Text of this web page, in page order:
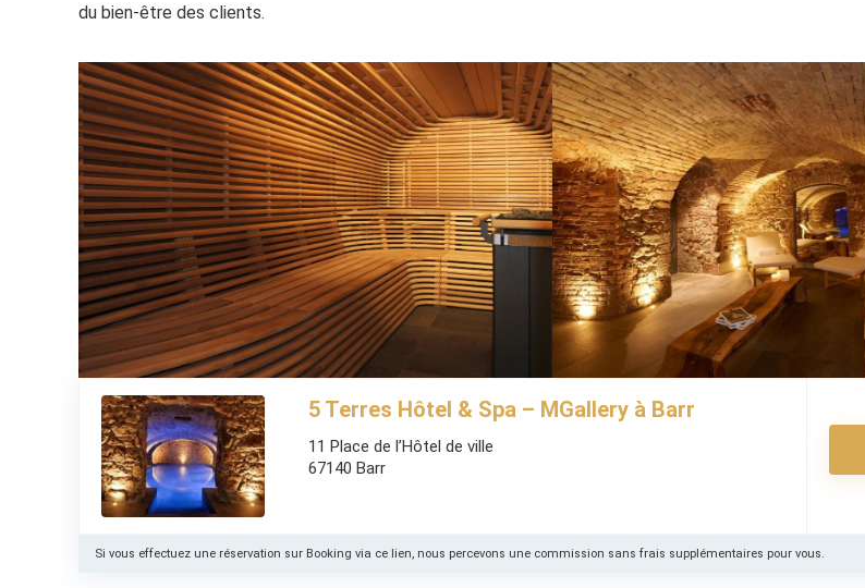
du bien-être des clients.
5 Terres Hôtel & Spa – MGallery à Barr
11 Place de l’Hôtel de ville
67140 Barr
Si vous effectuez une réservation sur Booking via ce lien, nous percevons une commission sans frais supplémentaires pour vous.